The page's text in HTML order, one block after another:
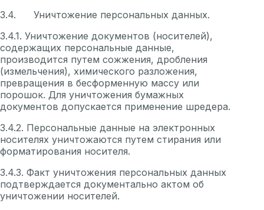
3.4. Уничтожение персональных данных.
3.4.1. Уничтожение документов (носителей),
содержащих персональные данные,
производится путем сожжения, дробления
(измельчения), химического разложения,
превращения в бесформенную массу или
порошок. Для уничтожения бумажных
документов допускается применение шредера.
3.4.2. Персональные данные на электронных
носителях уничтожаются путем стирания или
форматирования носителя.
3.4.3. Факт уничтожения персональных данных
подтверждается документально актом об
уничтожении носителей.